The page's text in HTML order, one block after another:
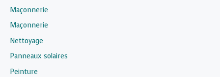
Maçonnerie
Maçonnerie
Nettoyage
Panneaux solaires
Peinture